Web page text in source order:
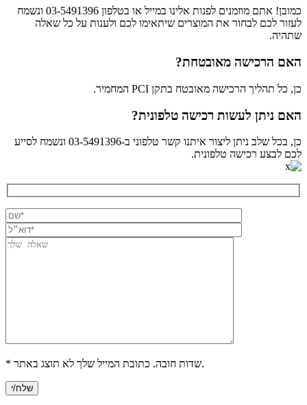
כמובן! אתם מוזמנים לפנות אלינו במייל או בטלפון 03-5491396 ונשמח
לעזור לכם לבחור את המוצרים שיתאימו לכם ולענות על כל שאלה
שתהיה.
האם הרכישה מאובטחת?
כן, כל תהליך הרכישה מאובטח בתקן PCI המחמיר.
האם ניתן לעשות רכישה טלפונית?
כן, בכל שלב ניתן ליצור איתנו קשר טלפוני ב-03-5491396 ונשמח לסייע
לכם לבצע רכישה טלפונית.
* שדות חובה. כתובת המייל שלך לא תוצג באתר.